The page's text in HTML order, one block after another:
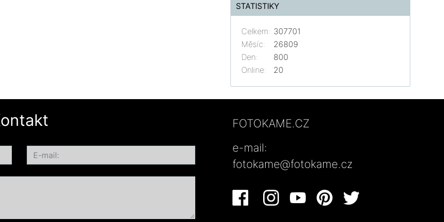
STATISTIKY
Online: 20
Celkem: 307701
Měsíc:
26809
Den:
800
FOTOKAME.CZ
e-mail:
fotokame@fotokame.cz